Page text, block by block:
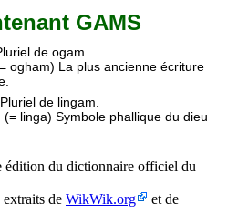
GAMS
de ogam.
ogham) La plus ancienne écriture
de lingam.
(= linga) Symbole phallique du dieu
édition du dictionnaire officiel du
de WikWik.org
et de